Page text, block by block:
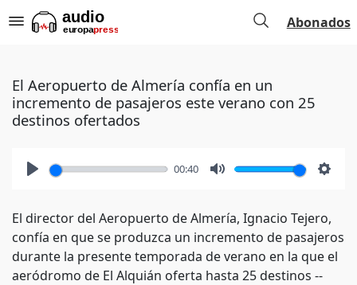
Abonados
El Aeropuerto de Almería confía en un
incremento de pasajeros este verano con 25
destinos ofertados
00:40
El director del Aeropuerto de Almería, Ignacio Tejero,
confía en que se produzca un incremento de pasajeros
durante la presente temporada de verano en la que el
aeródromo de El Alquián oferta hasta 25 destinos --